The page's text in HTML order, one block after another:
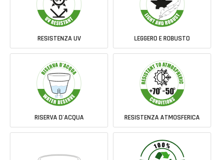
RESISTENZA UV LEGGERO E ROBUSTO
RISERVA D'ACQUA RESISTENZA ATMOSFERICA